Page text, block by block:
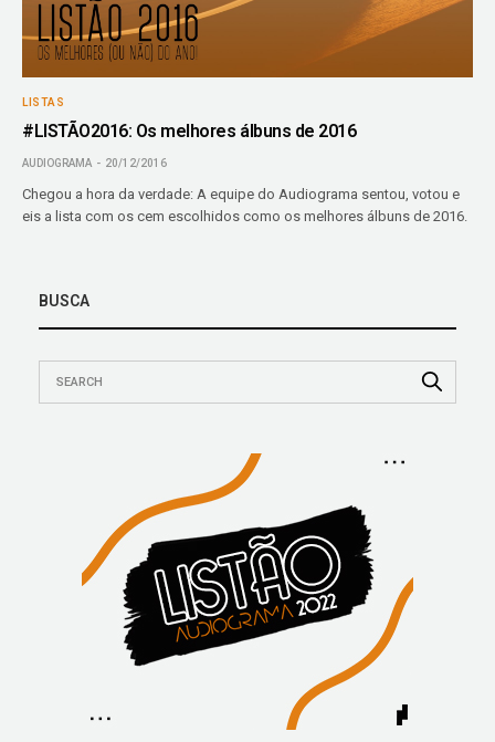
LISTAS
#LISTÃO2016: Os melhores álbuns de 2016
AUDIOGRAMA 20/12/2016
Chegou a hora da verdade: A equipe do Audiograma sentou, votou e
eis a lista com os cem escolhidos como os melhores álbuns de 2016.
BUSCA